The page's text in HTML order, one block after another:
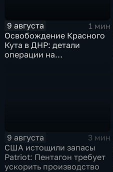
9 августа
1 мин
Освобождение Красного
Кута в ДНР: детали
операции на
9 августа
3 мин
США истощили запасы
Patriot: Пентагон требует
ускорить производство